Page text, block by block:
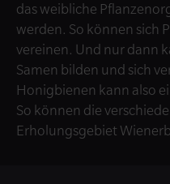
das weibliche
werden. So können sich
vereinen. Und nur dann
Samen bilden und sich
Honigbienen kann also
So können die
Erholungsgebiet